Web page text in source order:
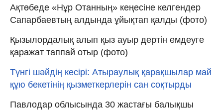
Ақтөбеде «Нұр Отанның» кеңесіне келгендер
Сапарбаевтың алдында ұйықтап қалды (фото)
Қызылордалық алып қыз ауыр дертін емдеуге
қаражат таппай отыр (фото)
Түнгі шәйдің кесірі: Атыраулық қарақшылар май
құю бекетінің қызметкерлерін сан соқтырды
Павлодар облысында 30 жастағы балықшы